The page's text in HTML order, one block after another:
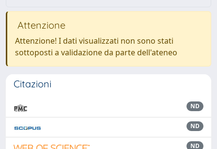
Attenzione
Attenzione! I dati visualizzati non sono stati
sottoposti a validazione da parte dell'ateneo
Citazioni
ND
ND
ND